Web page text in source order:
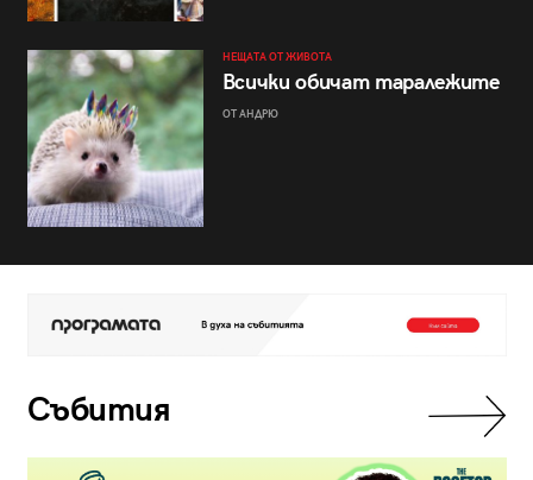
НЕЩАТА ОТ ЖИВОТА
Всички обичат таралежите
ОТ АНДРЮ
Събития